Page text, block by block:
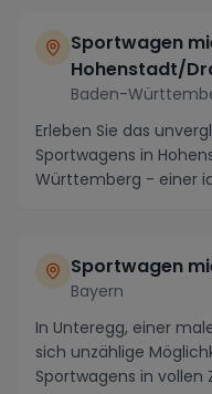
Sportwagen
Hohenstadt/
Baden-
Erleben Sie das
Sportwagens in
Württemberg - einer
Sportwagen
Bayern
In Unteregg, einer
sich unzählige
Sportwagens in vollen